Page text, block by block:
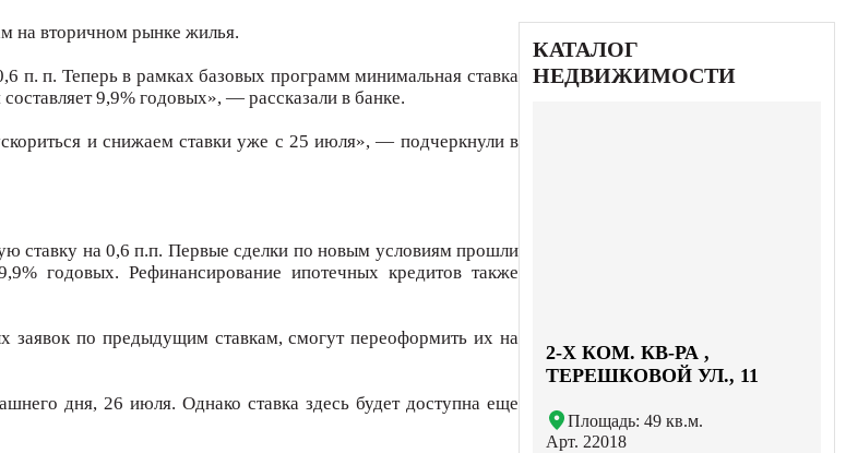
на вторичном рынке жилья.
п. п. Теперь в рамках базовых программ минимальная ставка
9,9% годовых», — рассказали в банке.
и снижаем ставки уже с 25 июля», — подчеркнули в
ставку на 0,6 п.п. Первые сделки по новым условиям прошли
годовых. Рефинансирование ипотечных кредитов также
заявок по предыдущим ставкам, смогут переоформить их на
дня, 26 июля. Однако ставка здесь будет доступна еще
КАТАЛОГ
НЕДВИЖИМОСТИ
2-X КОМ. КВ-РА ,
ТЕРЕШКОВОЙ УЛ., 11
Площадь: 49 кв.м.
Арт. 22018